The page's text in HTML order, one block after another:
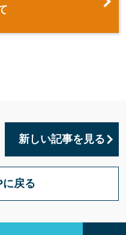
新しい記事を見る
に戻る